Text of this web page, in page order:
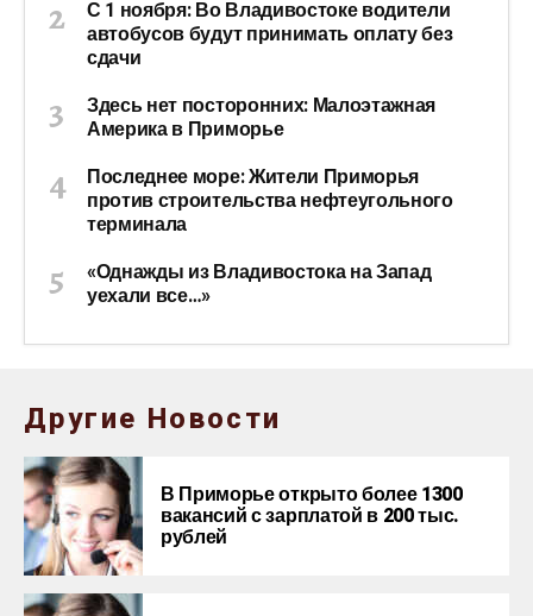
С 1 ноября: Во Владивостоке водители
автобусов будут принимать оплату без
сдачи
Здесь нет посторонних: Малоэтажная
Америка в Приморье
Последнее море: Жители Приморья
против строительства нефтеугольного
терминала
«Однажды из Владивостока на Запад
уехали все…»
Другие Новости
В Приморье открыто более 1300
вакансий с зарплатой в 200 тыс.
рублей